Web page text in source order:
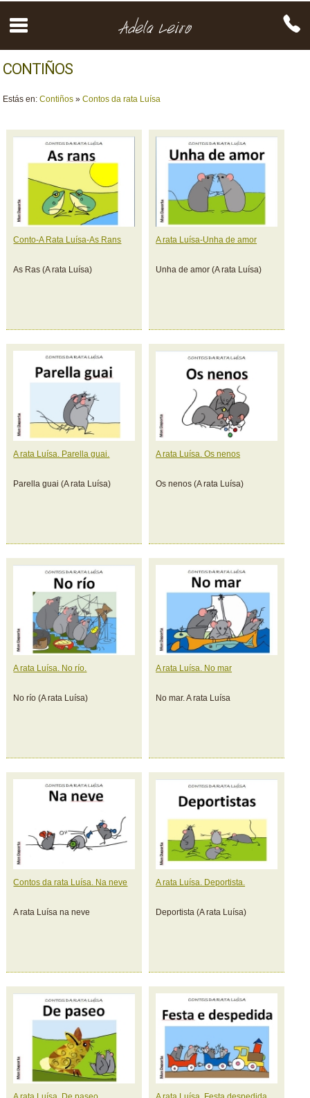
CONTIÑOS
Estás en: Contiños »Contos da rata Luísa
Conto-A Rata Luísa-As Rans
As Ras (A rata Luísa)
A rata Luísa-Unha de amor
Unha de amor (A rata Luísa)
A rata Luísa. Parella guai.
Parella guai (A rata Luísa)
A rata Luísa. Os nenos
Os nenos (A rata Luísa)
A rata Luísa. No río.
No río (A rata Luísa)
A rata Luísa. No mar
No mar. A rata Luísa
Contos da rata Luísa. Na neve
A rata Luísa na neve
A rata Luísa. Deportista.
Deportista (A rata Luísa)